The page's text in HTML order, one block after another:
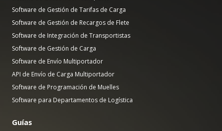
Software de Gestión de Tarifas de Carga
Software de Gestión de Recargos de Flete
Software de Integración de Transportistas
Software de Gestión de Carga
Software de Envío Multiportador
API de Envío de Carga Multiportador
Software de Programación de Muelles
Software para Departamentos de Logística
Guías